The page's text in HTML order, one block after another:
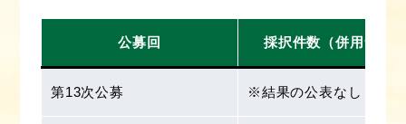
公募回 採択件数（併用含む
第13次公募 ※結果の公表なし